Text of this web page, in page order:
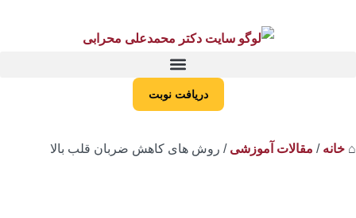
دریافت نوبت
خانه/ مقالات آموزشی/ روش های کاهش ضربان قلب بالا